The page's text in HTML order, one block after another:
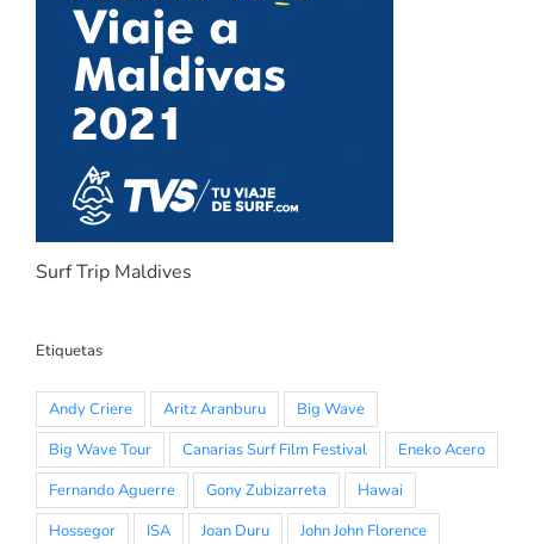
Surf Trip Maldives
Etiquetas
Andy Criere Aritz Aranburu
Big Wave
Big Wave Tour
Canarias Surf Film Festival
Eneko Acero
Fernando Aguerre
Gony Zubizarreta
Hawai
Hossegor
ISA Joan Duru
John John Florence